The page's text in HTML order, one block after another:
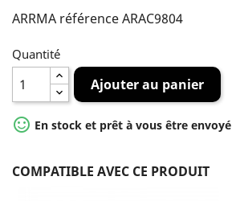
ARRMA référence ARAC9804
Quantité
Ajouter au panier
 En stock et prêt à vous être envoyé
COMPATIBLE AVEC CE PRODUIT